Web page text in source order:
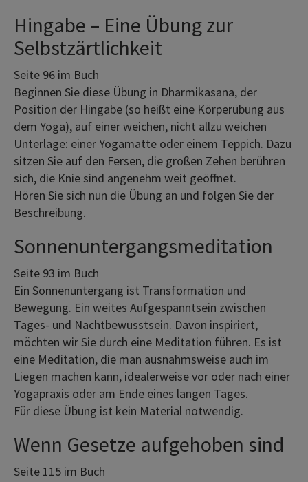
Hingabe – Eine Übung zur
Selbstzärtlichkeit
Seite 96 im Buch
Beginnen Sie diese Übung in Dharmikasana, der
Position der Hingabe (so heißt eine Körperübung aus
dem Yoga), auf einer weichen, nicht allzu weichen
Unterlage: einer Yogamatte oder einem Teppich. Dazu
sitzen Sie auf den Fersen, die großen Zehen berühren
sich, die Knie sind angenehm weit geöffnet.
Hören Sie sich nun die Übung an und folgen Sie der
Beschreibung.
Sonnenuntergangsmeditation
Seite 93 im Buch
Ein Sonnenuntergang ist Transformation und
Bewegung. Ein weites Aufgespanntsein zwischen
Tages- und Nachtbewusstsein. Davon inspiriert,
möchten wir Sie durch eine Meditation führen. Es ist
eine Meditation, die man ausnahmsweise auch im
Liegen machen kann, idealerweise vor oder nach einer
Yogapraxis oder am Ende eines langen Tages.
Für diese Übung ist kein Material notwendig.
Wenn Gesetze aufgehoben sind
Seite 115 im Buch